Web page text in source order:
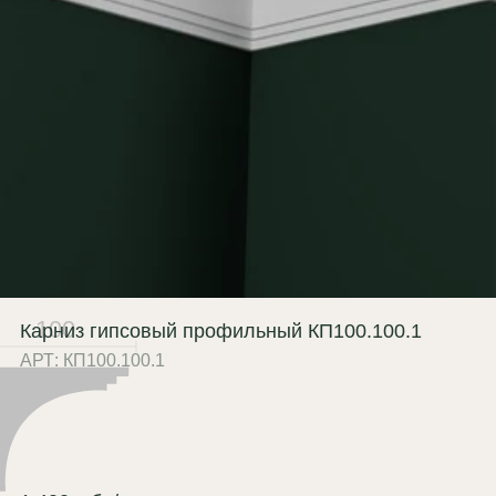
100
Карниз гипсовый профильный КП100.100.1
АРТ: КП100.100.1